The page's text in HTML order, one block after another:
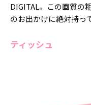
DIGITAL。この画質の
のお出かけに絶対持っ
ティッシュ